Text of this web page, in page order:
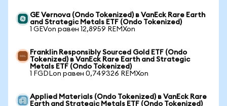
GE Vernova (Ondo Tokenized) в VanEck Rare Earth
and Strategic Metals ETF (Ondo Tokenized)
1 GEVon равен 12,8959 REMXon
Franklin Responsibly Sourced Gold ETF (Ondo
Tokenized) в VanEck Rare Earth and Strategic
Metals ETF (Ondo Tokenized)
1 FGDLon равен 0,749326 REMXon
Applied Materials (Ondo Tokenized) в VanEck Rare
Earth and Strategic Metals ETF (Ondo Tokenized)